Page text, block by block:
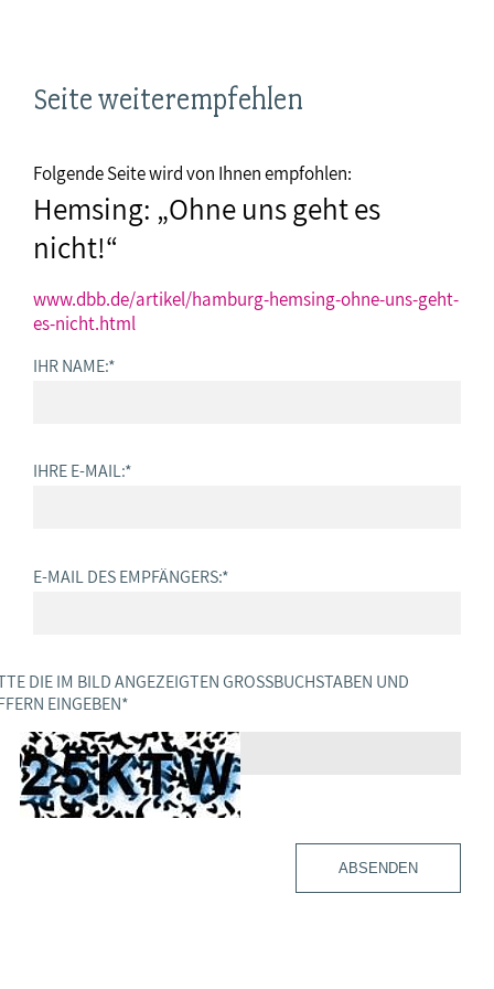
Seite weiterempfehlen
Folgende Seite wird von Ihnen empfohlen:
Hemsing: „Ohne uns geht es
nicht!“
www.dbb.de/artikel/hamburg-hemsing-ohne-uns-geht-
es-nicht.html
IHR NAME:*
IHRE E-MAIL:*
E-MAIL DES EMPFÄNGERS:*
DIE IM BILD ANGEZEIGTEN GROSSBUCHSTABEN UND Z
EINGEBEN *
ABSENDEN